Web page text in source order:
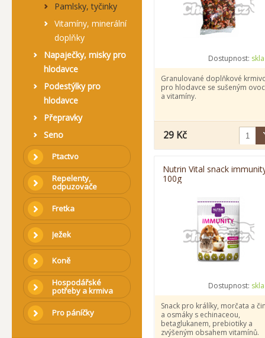
Pamlsky, tyčinky
Vitamíny, minerální
doplňky
Napaječky, misky pro
hlodavce
Podestýlky pro
hlodavce
Přepravky
Seno
Ptactvo
Repelenty,
odpuzovače
Fretka
Ježek
Koně
Hospodářské
potřeby a krmiva
Pro páníčky
Dostupnost:
Granulované doplňkové
pro hlodavce se sušeným
a vitamíny.
29 Kč
Nutrin Vital snack
100g
Dostupnost:
Snack pro králíky, morčata a
a osmáky s echinaceou,
betaglukanem, prebiotiky a
zvýšeným obsahem vitamínů.